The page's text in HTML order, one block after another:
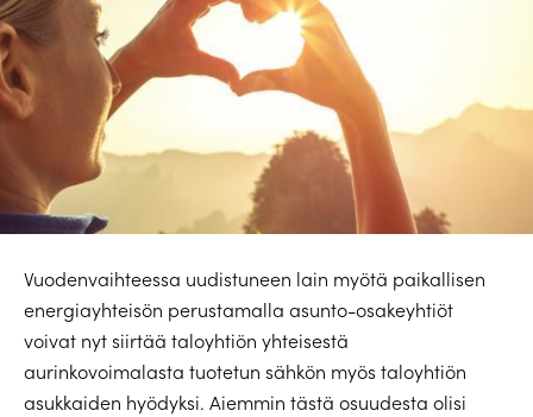
Vuodenvaihteessa uudistuneen lain myötä paikallisen
energiayhteisön perustamalla asunto-osakeyhtiöt
voivat nyt siirtää taloyhtiön yhteisestä
aurinkovoimalasta tuotetun sähkön myös taloyhtiön
asukkaiden hyödyksi. Aiemmin tästä osuudesta olisi